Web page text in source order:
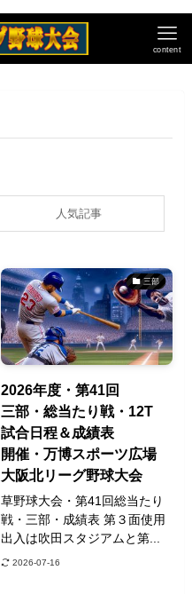
content
人気記事
三部
2026年度・第41回
三部・総当たり戦・12T
試合日程＆成績表
開催・万博スポーツ広場
大阪北リーグ野球大会
草野球大会・第41回総当たり
戦・三部・成績表 第３面使用
出入は吹田スタジアムと第...
2026-07-16